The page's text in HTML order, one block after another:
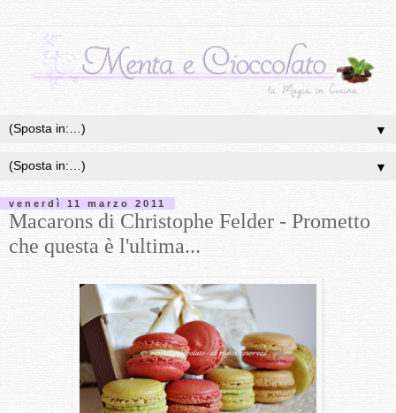
▼
▼
venerdì 11 marzo 2011
Macarons di Christophe Felder - Prometto
che questa è l'ultima...